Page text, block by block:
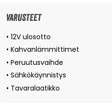
VARUSTEET
• 12V ulosotto
• Kahvanlämmittimet
• Peruutusvaihde
• Sähkökäynnistys
• Tavaralaatikko